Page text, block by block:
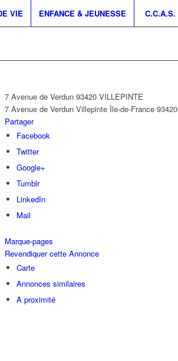
VIE ENFANCE & JEUNESSE C.C.A.S.
7 Avenue de Verdun 93420 VILLEPINTE
7 Avenue de Verdun Villepinte Île-de-France 93420
Partager
Facebook
Twitter
Google+
Tumblr
LinkedIn
Mail
Marque-pages
Revendiquer cette Annonce
Carte
Annonces similaires
A proximité